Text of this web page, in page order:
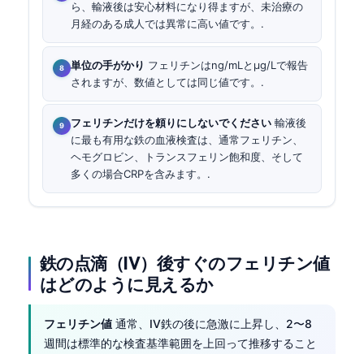
ら、輸液後は安心材料になり得ますが、未治療の
月経のある成人では異常に高い値です。.
単位の手がかり フェリチンはng/mLとµg/Lで報告
されますが、数値としては同じ値です。.
フェリチンだけを頼りにしないでください 輸液後
に最も有用な鉄の血液検査は、通常フェリチン、
ヘモグロビン、トランスフェリン飽和度、そして
多くの場合CRPを含みます。.
鉄の点滴（IV）後すぐのフェリチン値
はどのように見えるか
フェリチン値 通常、IV鉄の後に急激に上昇し、2〜8
週間は標準的な検査基準範囲を上回って推移すること